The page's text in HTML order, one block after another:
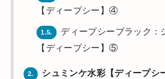
【ディープシー】④
1.5.
ディープシーブラック：
【ディープシー】⑤
2.
シュミンケ水彩【ディープシ